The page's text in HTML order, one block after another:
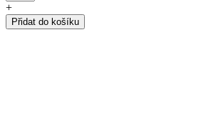
+
Přidat do košíku